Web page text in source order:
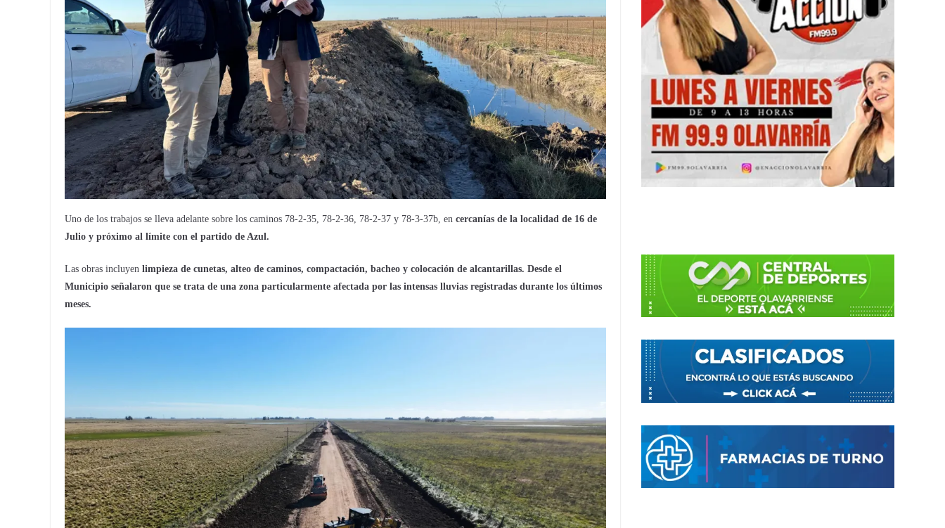
Uno de los trabajos se lleva adelante sobre los caminos 78-2-35, 78-2-36, 78-2-37 y 78-3-37b, en cercanías de la localidad de 16 de
Julio y próximo al límite con el partido de Azul.
Las obras incluyen limpieza de cunetas, alteo de caminos, compactación, bacheo y colocación de alcantarillas. Desde el
Municipio señalaron que se trata de una zona particularmente afectada por las intensas lluvias registradas durante los últimos
meses.